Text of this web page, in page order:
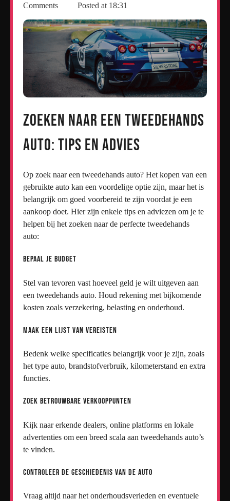
Comments
Posted at 18:31
Zoeken naar een Tweedehands
Auto: Tips en Advies
Op zoek naar een tweedehands auto? Het kopen van een
gebruikte auto kan een voordelige optie zijn, maar het is
belangrijk om goed voorbereid te zijn voordat je een
aankoop doet. Hier zijn enkele tips en adviezen om je te
helpen bij het zoeken naar de perfecte tweedehands
auto:
Bepaal je Budget
Stel van tevoren vast hoeveel geld je wilt uitgeven aan
een tweedehands auto. Houd rekening met bijkomende
kosten zoals verzekering, belasting en onderhoud.
Maak een Lijst van Vereisten
Bedenk welke specificaties belangrijk voor je zijn, zoals
het type auto, brandstofverbruik, kilometerstand en extra
functies.
Zoek Betrouwbare Verkooppunten
Kijk naar erkende dealers, online platforms en lokale
advertenties om een breed scala aan tweedehands auto’s
te vinden.
Controleer de Geschiedenis van de Auto
Vraag altijd naar het onderhoudsverleden en eventuele